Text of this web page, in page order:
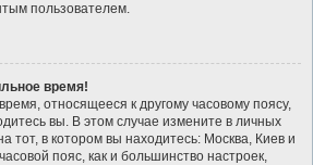
пользователем.
время!
относящееся к другому часовому поясу,
вы. В этом случае измените в личных
тот, в котором вы находитесь: Москва, Киев и
пояс, как и большинство настроек,